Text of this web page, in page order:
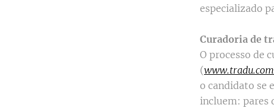
especializado
Curadoria de
O processo de
(
o candidato se
incluem: pares